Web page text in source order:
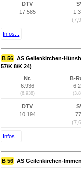
DTV
17.585
Infos...
B 56 AS Geilenkirchen-
57/K 8/K 24)
Nr.
6.936
(6.938)
B-
DTV
10.194
Infos...
B 56 AS Geilenkirchen-